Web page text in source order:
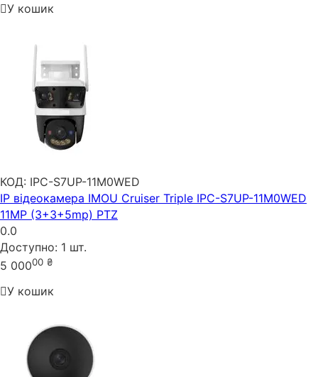
У кошик
КОД: IPC-S7UP-11M0WED
IP відеокамера IMOU Cruiser Triple IPC-S7UP-11M0WED
11MP (3+3+5mp) PTZ
0.0
Доступно: 1 шт.
5 00000 ₴
У кошик